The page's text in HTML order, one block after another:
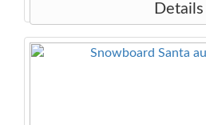
Details